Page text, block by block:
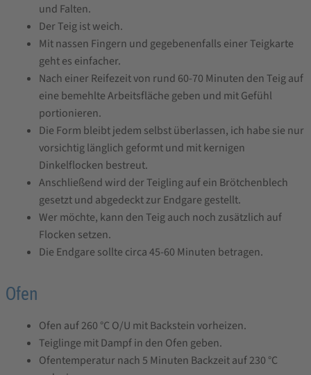
und Falten.
Der Teig ist weich.
Mit nassen Fingern und gegebenenfalls einer Teigkarte
geht es einfacher.
Nach einer Reifezeit von rund 60-70 Minuten den Teig auf
eine bemehlte Arbeitsfläche geben und mit Gefühl
portionieren.
Die Form bleibt jedem selbst überlassen, ich habe sie nur
vorsichtig länglich geformt und mit kernigen
Dinkelflocken bestreut.
Anschließend wird der Teigling auf ein Brötchenblech
gesetzt und abgedeckt zur Endgare gestellt.
Wer möchte, kann den Teig auch noch zusätzlich auf
Flocken setzen.
Die Endgare sollte circa 45-60 Minuten betragen.
Ofen
Ofen auf 260 °C O/U mit Backstein vorheizen.
Teiglinge mit Dampf in den Ofen geben.
Ofentemperatur nach 5 Minuten Backzeit auf 230 °C